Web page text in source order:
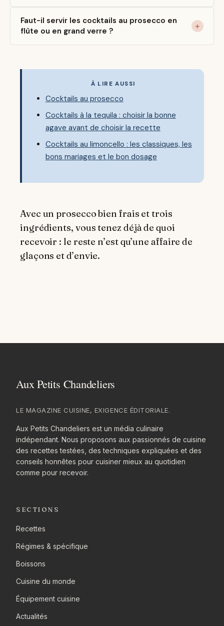
Faut-il servir les cocktails au prosecco en
flûte ou en grand verre ?
À LIRE AUSSI
Cocktails au prosecco
Cocktails à la tequila : choisir la bonne
agave avant de choisir la recette
Cocktails au limoncello : les classiques, les
bons mariages et le bon dosage
Avec un prosecco bien frais et trois
ingrédients, vous tenez déjà de quoi
recevoir : le reste n’est qu’une affaire de
glaçons et d’envie.
LE MAGAZINE CUISINE, EXIGENCE ÉDITORIALE.
Aux Petits Chandeliers est un média culinaire
indépendant. Nous proposons aux passionnés de cuisine
des recettes testées, des techniques expliquées et des
conseils honnêtes pour cuisiner mieux au quotidien
comme pour recevoir.
SECTIONS
Recettes
Régimes & spécifique
Boissons
Cuisine du monde
Équipement cuisine
Actualités